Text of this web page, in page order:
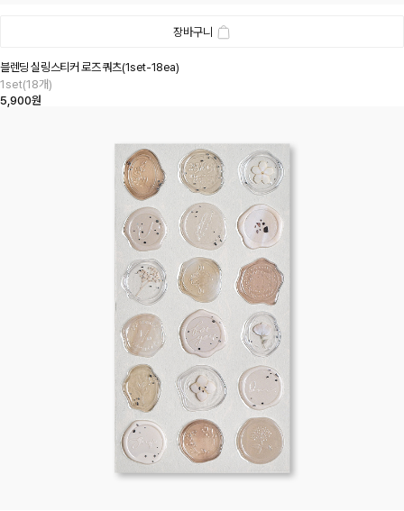
장바구니
블렌딩 실링스티커 로즈 쿼츠(1set-18ea)
1set(18개)
5,900원